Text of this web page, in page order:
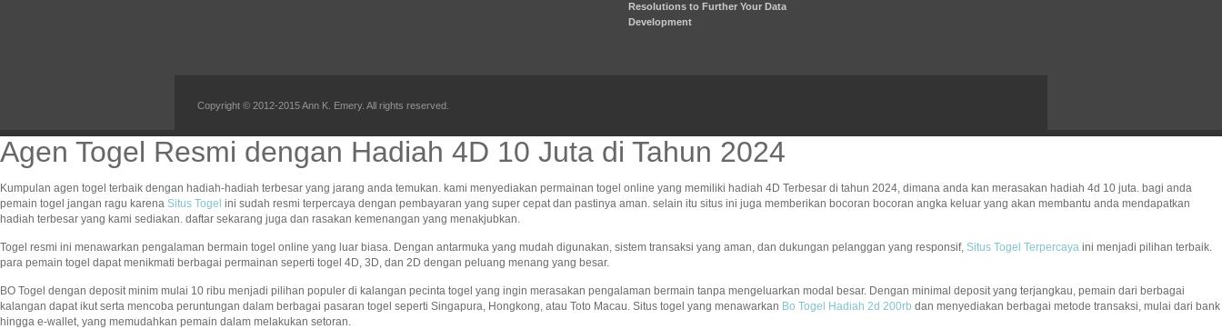
Resolutions to Further Your Data
Development
Copyright © 2012-2015 Ann K. Emery. All rights reserved.
Agen Togel Resmi dengan Hadiah 4D 10 Juta di Tahun 2024
Kumpulan agen togel terbaik dengan hadiah-hadiah terbesar yang jarang anda temukan. kami menyediakan permainan togel online yang memiliki hadiah 4D Terbesar di tahun 2024, dimana anda kan merasakan hadiah 4d 10 juta. bagi anda
pemain togel jangan ragu karena Situs Togel ini sudah resmi terpercaya dengan pembayaran yang super cepat dan pastinya aman. selain itu situs ini juga memberikan bocoran bocoran angka keluar yang akan membantu anda mendapatkan
hadiah terbesar yang kami sediakan. daftar sekarang juga dan rasakan kemenangan yang menakjubkan.
Togel resmi ini menawarkan pengalaman bermain togel online yang luar biasa. Dengan antarmuka yang mudah digunakan, sistem transaksi yang aman, dan dukungan pelanggan yang responsif, Situs Togel Terpercaya ini menjadi pilihan terbaik.
para pemain togel dapat menikmati berbagai permainan seperti togel 4D, 3D, dan 2D dengan peluang menang yang besar.
BO Togel dengan deposit minim mulai 10 ribu menjadi pilihan populer di kalangan pecinta togel yang ingin merasakan pengalaman bermain tanpa mengeluarkan modal besar. Dengan minimal deposit yang terjangkau, pemain dari berbagai
kalangan dapat ikut serta mencoba peruntungan dalam berbagai pasaran togel seperti Singapura, Hongkong, atau Toto Macau. Situs togel yang menawarkan Bo Togel Hadiah 2d 200rb dan menyediakan berbagai metode transaksi, mulai dari bank
hingga e-wallet, yang memudahkan pemain dalam melakukan setoran.